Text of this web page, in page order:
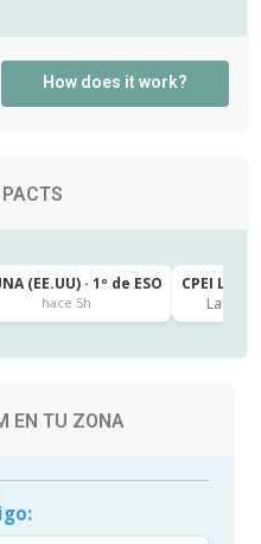
How does it work?
(EE.UU) · 1º de ESO
hace 5h
CPEI LA
Las
EN TU ZONA